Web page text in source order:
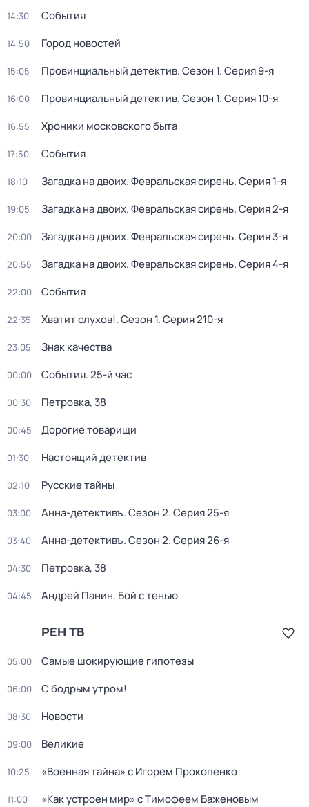
14:30 События
14:50 Город новостей
15:05 Провинциальный детектив. Сезон 1. Серия 9-я
16:00 Провинциальный детектив. Сезон 1. Серия 10-я
16:55 Хроники московского быта
17:50 События
18:10 Загадка на двоих. Февральская сирень. Серия 1-я
19:05 Загадка на двоих. Февральская сирень. Серия 2-я
20:00 Загадка на двоих. Февральская сирень. Серия 3-я
20:55 Загадка на двоих. Февральская сирень. Серия 4-я
22:00 События
22:35 Хватит слухов!. Сезон 1. Серия 210-я
23:05 Знак качества
00:00 События. 25-й час
00:30 Петровка, 38
00:45 Дорогие товарищи
01:30 Настоящий детектив
02:10 Русские тайны
03:00 Анна-детективъ. Сезон 2. Серия 25-я
03:40 Анна-детективъ. Сезон 2. Серия 26-я
04:30 Петровка, 38
04:45 Андрей Панин. Бой с тенью
РЕН ТВ
05:00 Самые шoкиpующие гипотезы
06:00 С бодрым утром!
08:30 Новости
09:00 Великие
10:25 «Военная тайна» с Игорем Прокопенко
11:00 «Как устроен мир» с Тимофеем Баженовым